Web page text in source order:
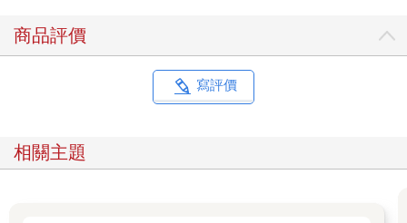
商品評價
寫評價
相關主題